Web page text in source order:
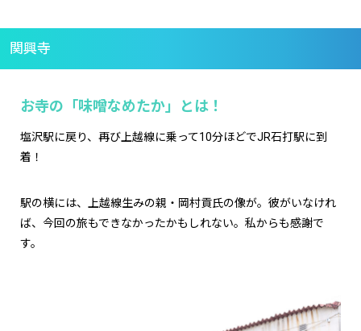
関興寺
お寺の「味噌なめたか」とは！
塩沢駅に戻り、再び上越線に乗って10分ほどでJR石打駅に到
着！
駅の横には、上越線生みの親・岡村貢氏の像が。彼がいなけれ
ば、今回の旅もできなかったかもしれない。私からも感謝で
す。